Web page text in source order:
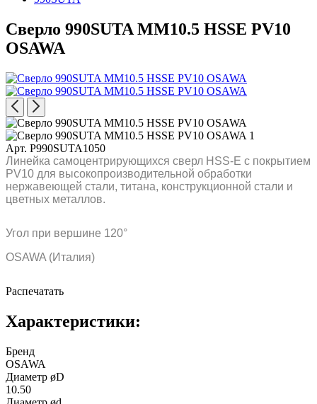
Сверло 990SUTA MM10.5 HSSE PV10
OSAWA
Арт. P990SUTA1050
Линейка самоцентрирующихся сверл HSS-E с покрытием
PV10 для высокопроизводительной обработки
нержавеющей стали, титана, конструкционной стали и
цветных металлов.
Угол при вершине 120°
OSAWA (Италия)
Распечатать
Характеристики:
Бренд
OSAWA
Диаметр øD
10.50